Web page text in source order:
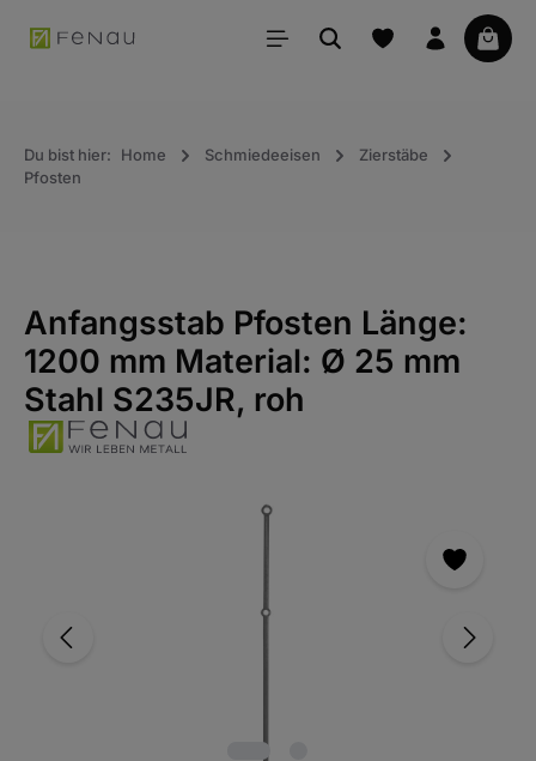
springen
Du bist hier: Home Schmiedeeisen
Zierstäbe
Pfosten
Anfangsstab Pfosten Länge:
1200 mm Material: Ø 25 mm
Stahl S235JR, roh
Bildergalerie überspringen